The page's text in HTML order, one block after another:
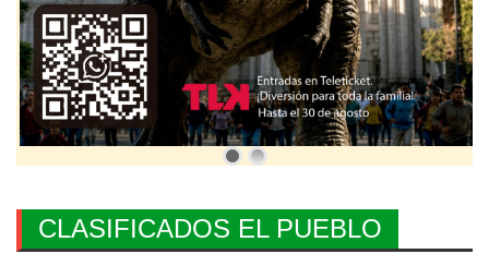
CLASIFICADOS EL PUEBLO